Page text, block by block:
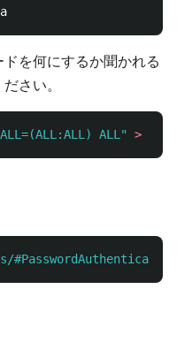
を何にするか聞かれる
さい。
ALL" >